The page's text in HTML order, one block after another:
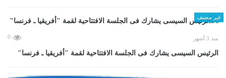
غير مصنف
منذ 3 أشهر 0
الرئيس السيسى يشارك فى الجلسة الافتتاحية لقمة "أفريقيا ـ فرنسا"